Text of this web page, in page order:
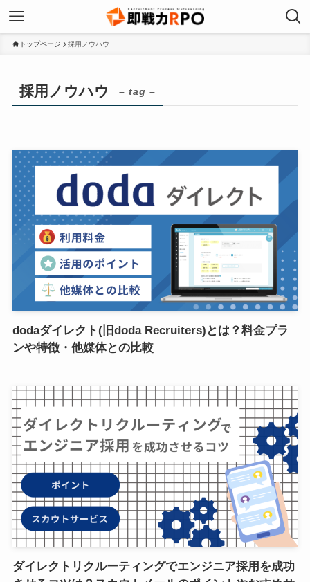
トップページ 採用ノウハウ
採用ノウハウ – tag –
dodaダイレクト(旧doda Recruiters)とは？料金プラ
ンや特徴・他媒体との比較
ダイレクトリクルーティングでエンジニア採用を成功